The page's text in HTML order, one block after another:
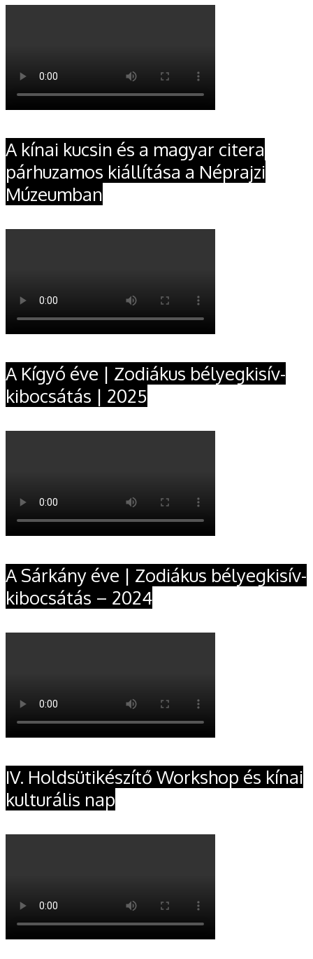
A kínai kucsin és a magyar citera
párhuzamos kiállítása a Néprajzi
Múzeumban
A Kígyó éve | Zodiákus bélyegkisív-
kibocsátás | 2025
A Sárkány éve | Zodiákus bélyegkisív-
kibocsátás – 2024
IV. Holdsütikészítő Workshop és kínai
kulturális nap